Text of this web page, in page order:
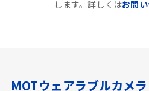
します。詳しくはお問
MOTウェアラブルカメ